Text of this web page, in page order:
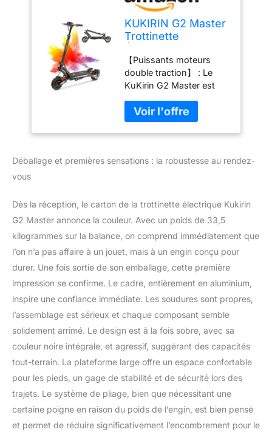
KUKIRIN G2 Master
Trottinette
Batterie 52V 20,8Ah
pour 70 km
d'Autonomie,
Moteur 2 * 1000W
& Suspension
Hydraulique, 10
Pouces Scooter
Tout-Terrain à
【Puissants moteurs
double traction】 : Le
KuKirin G2 Master est
adulte équipé de deux
moteurs de 1000W
offrant une puissance
permettant de monter
différents types de
garantissant une stabilité
et un contrôle accrus
pour une conduite en
toute sécurité. 【Batterie
autonomie】 : Doté
d'une batterie
performante de 52V
20,8Ah, le G2 Master
offre une autonomie
impressionnante de
jusqu’à 70 km avec une
seule charge, idéale pour
les longs trajets sans
souci d’autonomie.
【Système de
Déballage et premières sensations : la robustesse au rendez-
vous
Dès la réception, le carton de la trottinette électrique Kukirin
G2 Master annonce la couleur. Avec un poids de 33,5
kilogrammes sur la balance, on comprend immédiatement que
l’on n’a pas affaire à un jouet, mais à un engin conçu pour
durer. Une fois sortie de son emballage, cette première
impression se confirme. Le cadre, entièrement en aluminium,
inspire une confiance immédiate. Les soudures sont propres,
l’assemblage est sérieux et chaque composant semble
solidement arrimé. Le design est à la fois sobre, avec sa
couleur noire intégrale, et agressif, suggérant des capacités
tout-terrain. La plateforme large offre un espace confortable
pour les pieds, un gage de stabilité et de sécurité lors des
trajets. Le système de pliage, bien que nécessitant une
certaine poigne en raison du poids de l’engin, est bien pensé
et permet de réduire significativement l’encombrement pour le